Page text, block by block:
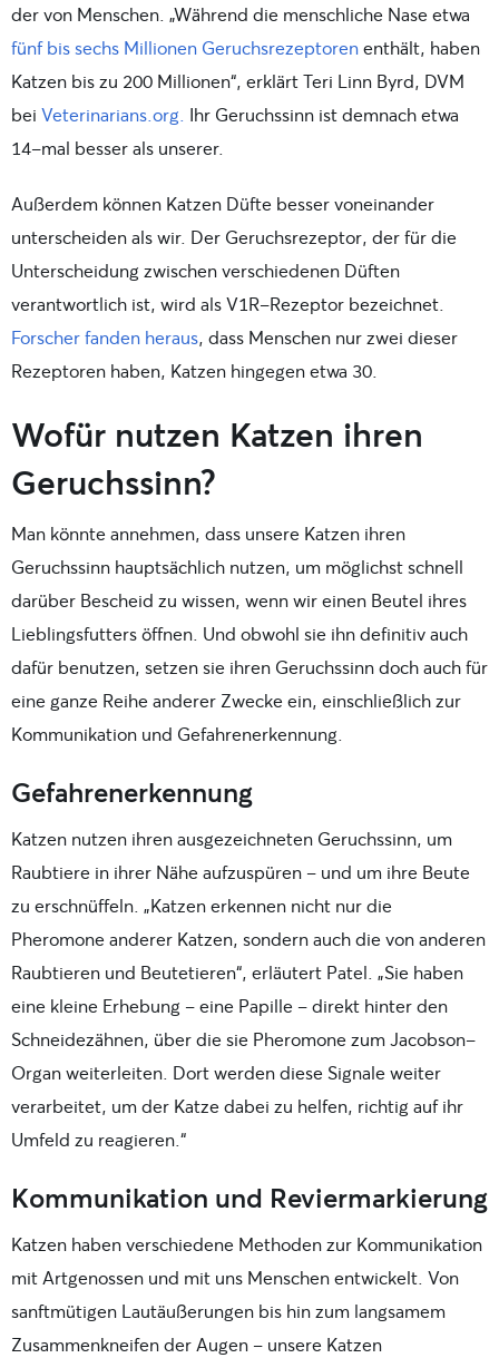
der von Menschen. „Während die menschliche Nase etwa
fünf bis sechs Millionen Geruchsrezeptorenenthält, haben
Katzen bis zu 200 Millionen“, erklärt Teri Linn Byrd, DVM
bei Veterinarians.org. Ihr Geruchssinn ist demnach etwa
14-mal besser als unserer.
Außerdem können Katzen Düfte besser voneinander
unterscheiden als wir. Der Geruchsrezeptor, der für die
Unterscheidung zwischen verschiedenen Düften
verantwortlich ist, wird als V1R-Rezeptor bezeichnet.
Forscher fanden heraus, dass Menschen nur zwei dieser
Rezeptoren haben, Katzen hingegen etwa 30.
Wofür nutzen Katzen ihren
Geruchssinn?
Man könnte annehmen, dass unsere Katzen ihren
Geruchssinn hauptsächlich nutzen, um möglichst schnell
darüber Bescheid zu wissen, wenn wir einen Beutel ihres
Lieblingsfutters öffnen. Und obwohl sie ihn definitiv auch
dafür benutzen, setzen sie ihren Geruchssinn doch auch für
eine ganze Reihe anderer Zwecke ein, einschließlich zur
Kommunikation und Gefahrenerkennung.
Gefahrenerkennung
Katzen nutzen ihren ausgezeichneten Geruchssinn, um
Raubtiere in ihrer Nähe aufzuspüren – und um ihre Beute
zu erschnüffeln. „Katzen erkennen nicht nur die
Pheromone anderer Katzen, sondern auch die von anderen
Raubtieren und Beutetieren“, erläutert Patel. „Sie haben
eine kleine Erhebung – eine Papille – direkt hinter den
Schneidezähnen, über die sie Pheromone zum Jacobson-
Organ weiterleiten. Dort werden diese Signale weiter
verarbeitet, um der Katze dabei zu helfen, richtig auf ihr
Umfeld zu reagieren.“
Kommunikation und Reviermarkierung
Katzen haben verschiedene Methoden zur Kommunikation
mit Artgenossen und mit uns Menschen entwickelt. Von
sanftmütigen Lautäußerungen bis hin zum langsamem
Zusammenkneifen der Augen – unsere Katzen